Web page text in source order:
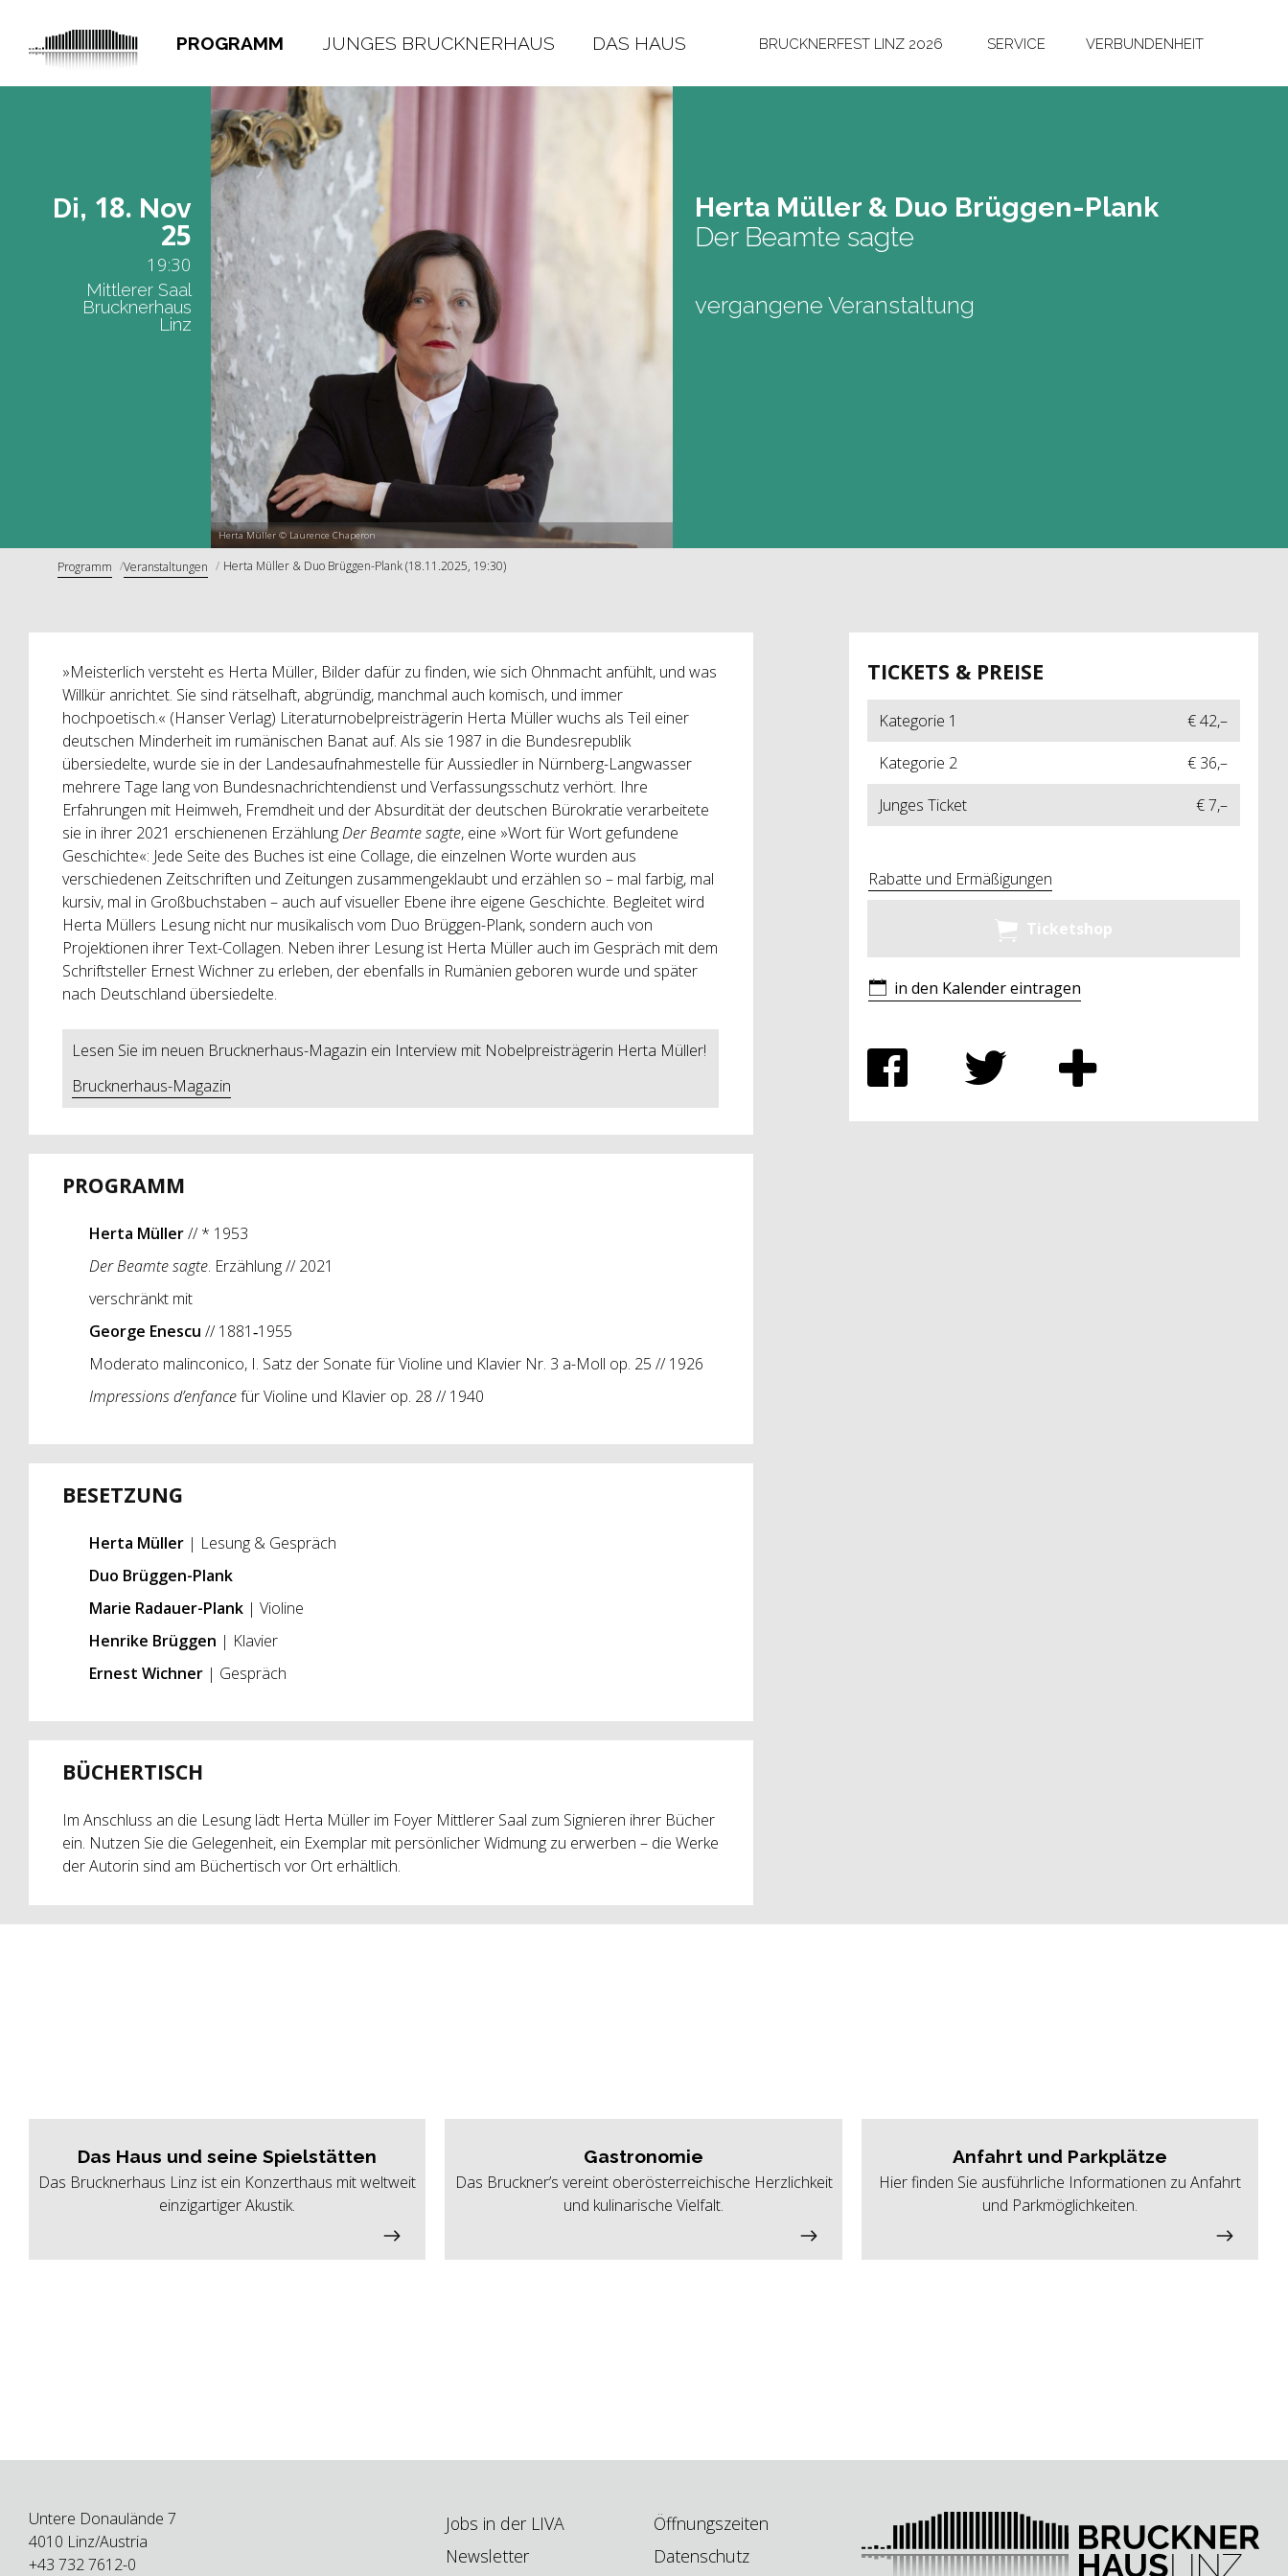
PROGRAMM JUNGES BRUCKNERHAUS DAS HAUS BRUCKNERFEST LINZ 2026 SERVICE VERBUNDENHEIT
Herta Müller © Laurence Chaperon
Di, 18. Nov
25
19:30
Mittlerer Saal
Brucknerhaus
Linz
Herta Mül­ler & Duo Brüg­gen-Plank
Der Beamte sagte
vergangene Veranstaltung
Programm Veranstaltungen Herta Müller & Duo Brüggen-Plank (18.11.2025, 19:30)
»Meisterlich versteht es Herta Müller, Bilder dafür zu finden, wie sich Ohnmacht anfühlt, und was
Willkür anrichtet. Sie sind rätselhaft, abgründig, manchmal auch komisch, und immer
hochpoetisch.« (Hanser Verlag) Literaturnobelpreisträgerin Herta Müller wuchs als Teil einer
deutschen Minderheit im rumänischen Banat auf. Als sie 1987 in die Bundesrepublik
übersiedelte, wurde sie in der Landesaufnahmestelle für Aussiedler in Nürnberg-Langwasser
mehrere Tage lang von Bundesnachrichtendienst und Verfassungsschutz verhört. Ihre
Erfahrungen mit Heimweh, Fremdheit und der Absurdität der deutschen Bürokratie verarbeitete
sie in ihrer 2021 erschienenen ErzählungDer Beamte sagte, eine »Wort für Wort gefundene
Geschichte«: Jede Seite des Buches ist eine Collage, die einzelnen Worte wurden aus
verschiedenen Zeitschriften und Zeitungen zusammengeklaubt und erzählen so – mal farbig, mal
kursiv, mal in Großbuchstaben – auch auf visueller Ebene ihre eigene Geschichte. Begleitet wird
Herta Müllers Lesung nicht nur musikalisch vom Duo Brüggen-Plank, sondern auch von
Projektionen ihrer Text-Collagen. Neben ihrer Lesung ist Herta Müller auch im Gespräch mit dem
Schriftsteller Ernest Wichner zu erleben, der ebenfalls in Rumänien geboren wurde und später
nach Deutschland übersiedelte.
Lesen Sie im neuen Brucknerhaus-Magazin ein Interview mit Nobelpreisträgerin Herta Müller!
Brucknerhaus-Magazin
PROGRAMM
Herta Müller// * 1953
Der Beamte sagte. Erzählung // 2021
verschränkt mit
George Enescu // 1881‑1955
Moderato malinconico, I. Satz der Sonate für Violine und Klavier Nr. 3 a-Moll op. 25 // 1926
Impressions d’enfancefür Violine und Klavier op. 28 // 1940
BESETZUNG
Herta Müller| Lesung & Gespräch
Duo Brüggen-Plank
Marie Radauer-Plank| Violine
Henrike Brüggen | Klavier
Ernest Wichner | Gespräch
BÜCHERTISCH
Im Anschluss an die Lesung lädt Herta Müller im Foyer Mittlerer Saal zum Signieren ihrer Bücher
ein. Nutzen Sie die Gelegenheit, ein Exemplar mit persönlicher Widmung zu erwerben – die Werke
der Autorin sind am Büchertisch vor Ort erhältlich.
TICKETS & PREISE
Kategorie 1
€ 42,–
Kategorie 2
€ 36,–
Junges Ticket
€ 7,–
Rabatte und Ermäßigungen
Ticketshop
in den Kalender eintragen
Das Haus und seine Spielstätten
Das Brucknerhaus Linz ist ein Konzerthaus mit weltweit
einzigartiger Akustik.
Gastronomie
Das Bruckner’s vereint oberösterreichische Herzlichkeit
und kulinarische Vielfalt.
Anfahrt und Parkplätze
Hier finden Sie ausführliche Informationen zu Anfahrt
und Parkmöglichkeiten.
Untere Donaulände 7
4010 Linz/Austria
+43 732 7612-0
Jobs in der LIVA
Newsletter
Öffnungszeiten
Datenschutz